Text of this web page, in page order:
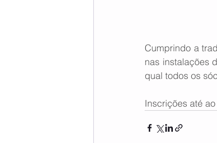
Cumprindo a
nas instalações
qual todos os
Inscrições até